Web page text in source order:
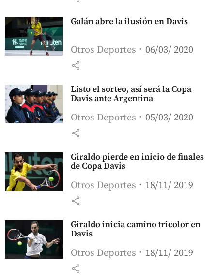
Galán abre la ilusión en Davis
Otros Deportes 06/03/ 2020
share
Listo el sorteo, así será la Copa
Davis ante Argentina
Otros Deportes 05/03/ 2020
share
Giraldo pierde en inicio de finales
de Copa Davis
Otros Deportes 18/11/ 2019
share
Giraldo inicia camino tricolor en
Davis
Otros Deportes 18/11/ 2019
share